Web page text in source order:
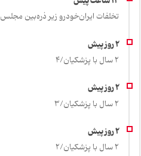
تخلفات ایران‌خودرو زیر ذره‌بین مجلس
2 سال با پزشکیان/4
2 سال با پزشکیان/3
2 سال با پزشکیان/2